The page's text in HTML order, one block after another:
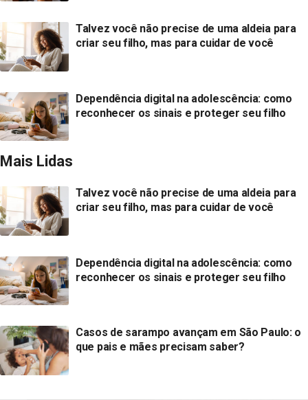
Talvez você não precise de uma aldeia para
criar seu filho, mas para cuidar de você
Dependência digital na adolescência: como
reconhecer os sinais e proteger seu filho
Mais Lidas
Talvez você não precise de uma aldeia para
criar seu filho, mas para cuidar de você
Dependência digital na adolescência: como
reconhecer os sinais e proteger seu filho
Casos de sarampo avançam em São Paulo: o
que pais e mães precisam saber?